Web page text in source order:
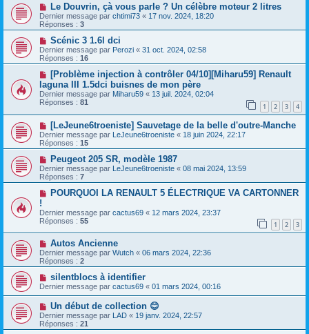
Le Douvrin, çà vous parle ? Un célèbre moteur 2 litres
Dernier message par chtimi73 « 17 nov. 2024, 18:20
Réponses : 3
Scénic 3 1.6l dci
Dernier message par Perozi « 31 oct. 2024, 02:58
Réponses : 16
[Problème injection à contrôler 04/10][Miharu59] Renault
laguna III 1.5dci buisnes de mon père
Dernier message par Miharu59 « 13 juil. 2024, 02:04
Réponses : 81 1 2 3 4
[LeJeune6troeniste] Sauvetage de la belle d'outre-Manche
Dernier message par LeJeune6troeniste « 18 juin 2024, 22:17
Réponses : 15
Peugeot 205 SR, modèle 1987
Dernier message par LeJeune6troeniste « 08 mai 2024, 13:59
Réponses : 7
POURQUOI LA RENAULT 5 ÉLECTRIQUE VA CARTONNER
!
Dernier message par cactus69 « 12 mars 2024, 23:37
Réponses : 55 1 2 3
Autos Ancienne
Dernier message par Wutch « 06 mars 2024, 22:36
Réponses : 2
silentblocs à identifier
Dernier message par cactus69 « 01 mars 2024, 00:16
Un début de collection 😊
Dernier message par LAD « 19 janv. 2024, 22:57
Réponses : 21